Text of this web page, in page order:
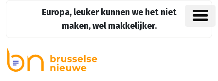
Europa, leuker kunnen we het niet
maken, wel makkelijker.